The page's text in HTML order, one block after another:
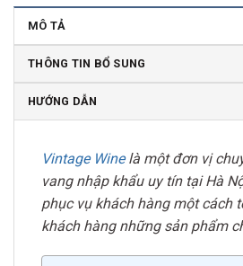
MÔ TẢ
THÔNG TIN BỔ SUNG
HƯỚNG DẪN
Vintage Winelà một đơn vị
vang nhập khẩu uy tín tạiHà
phục vụ khách hàng một cách
khách hàng những sản phẩm c